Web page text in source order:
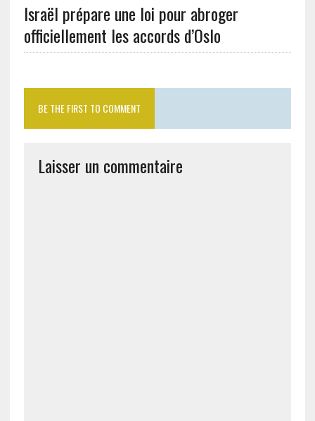
Israël prépare une loi pour abroger
officiellement les accords d’Oslo
BE THE FIRST TO COMMENT
Laisser un commentaire